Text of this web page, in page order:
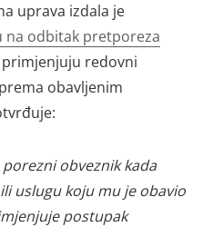
uprava izdala je
na odbitak pretporeza
redovni
obavljenim
obveznik kada
uslugu koju mu je obavio
postupak